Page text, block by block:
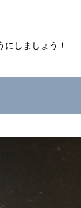
しましょう！